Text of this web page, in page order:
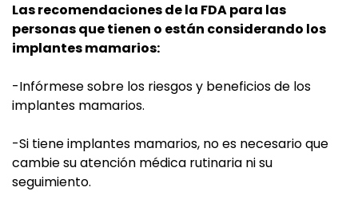
Las recomendaciones de la FDA para las
personas que tienen o están considerando los
implantes mamarios:
-Infórmese sobre los riesgos y beneficios de los
implantes mamarios.
-Si tiene implantes mamarios, no es necesario que
cambie su atención médica rutinaria ni su
seguimiento.